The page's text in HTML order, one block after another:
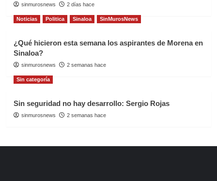
sinmurosnews 2 días hace
Noticias Politica Sinaloa SinMurosNews
¿Qué hicieron esta semana los aspirantes de Morena en
Sinaloa?
sinmurosnews 2 semanas hace
Sin categoría
Sin seguridad no hay desarrollo: Sergio Rojas
sinmurosnews 2 semanas hace